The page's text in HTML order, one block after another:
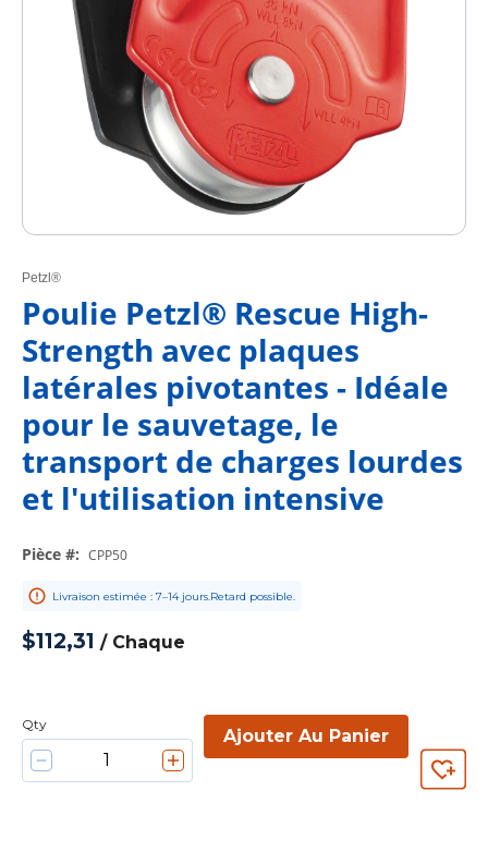
Petzl®
Poulie Petzl® Rescue High-
Strength avec plaques
latérales pivotantes - Idéale
pour le sauvetage, le
transport de charges lourdes
et l'utilisation intensive
Pièce #: CPP50
Livraison estimée : 7–14 jours.Retard possible.
$112,31 / Chaque
Qty
Ajouter Au Panier